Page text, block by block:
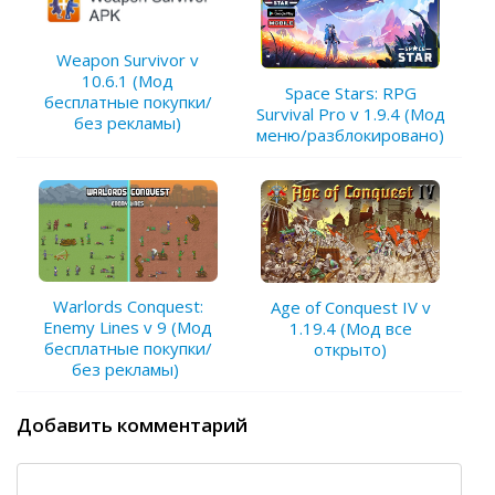
Weapon Survivor v
10.6.1 (Мод
бесплатные покупки/
без рекламы)
Space Stars: RPG
Survival Pro v 1.9.4 (Мод
меню/разблокировано)
Warlords Conquest:
Enemy Lines v 9 (Мод
бесплатные покупки/
без рекламы)
Age of Conquest IV v
1.19.4 (Мод все
открыто)
Добавить комментарий